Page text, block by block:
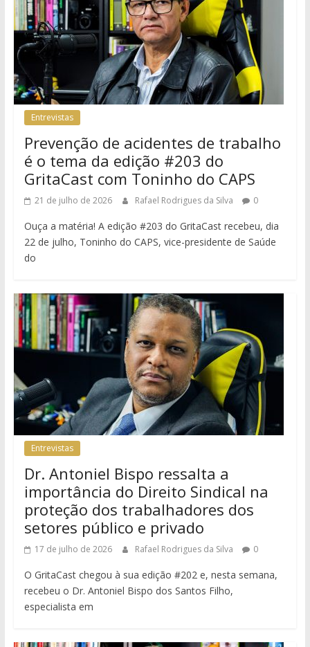
Entrevistas
Prevenção de acidentes de trabalho
é o tema da edição #203 do
GritaCast com Toninho do CAPS
21 de julho de 2026 Rafael Rodrigues da Silva 0
Ouça a matéria! A edição #203 do GritaCast recebeu, dia
22 de julho, Toninho do CAPS, vice-presidente de Saúde
do
Entrevistas
Dr. Antoniel Bispo ressalta a
importância do Direito Sindical na
proteção dos trabalhadores dos
setores público e privado
17 de julho de 2026 Rafael Rodrigues da Silva 0
O GritaCast chegou à sua edição #202 e, nesta semana,
recebeu o Dr. Antoniel Bispo dos Santos Filho,
especialista em